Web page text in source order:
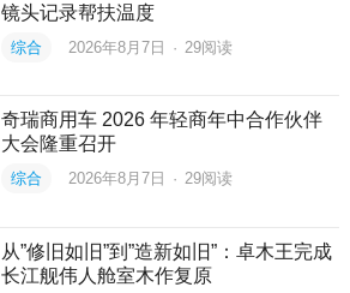
镜头记录帮扶温度
综合 2026年8月7日 · 29阅读
奇瑞商用车 2026 年轻商年中合作伙伴
大会隆重召开
综合 2026年8月7日 · 29阅读
从”修旧如旧”到”造新如旧”：卓木王完成
长江舰伟人舱室木作复原